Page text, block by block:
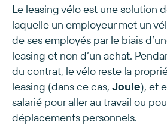
Le leasing vélo est une solution
laquelle un employeur met un
de ses employés par le biais
leasing et non d’un achat.
du contrat, le vélo reste la
leasing (dans ce cas, Joule), et
salarié pour aller au travail ou
déplacements personnels.